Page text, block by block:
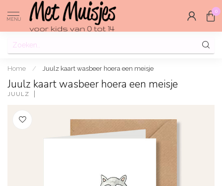
MENU
0
Home / Juulz kaart wasbeer hoera een meisje
Juulz kaart wasbeer hoera een meisje
JUULZ